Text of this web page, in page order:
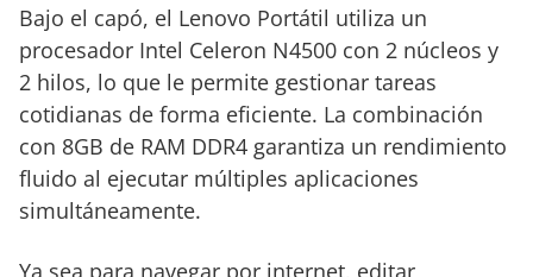
Bajo el capó, el Lenovo Portátil utiliza un
procesador Intel Celeron N4500 con 2 núcleos y
2 hilos, lo que le permite gestionar tareas
cotidianas de forma eficiente. La combinación
con 8GB de RAM DDR4 garantiza un rendimiento
fluido al ejecutar múltiples aplicaciones
simultáneamente.
Ya sea para navegar por internet, editar